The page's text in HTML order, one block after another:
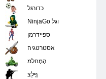
כדורגל
NinjaGo וגל
ספיידרמן
אסטרטגיה
הָמָחלִמ
ףָלַצ